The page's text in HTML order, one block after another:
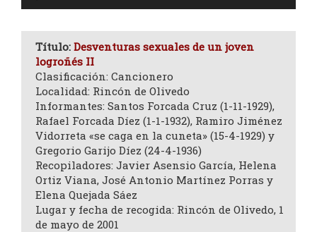
Título: Desventuras sexuales de un joven
logroñés II
Clasificación: Cancionero
Localidad: Rincón de Olivedo
Informantes: Santos Forcada Cruz (1-11-1929),
Rafael Forcada Díez (1-1-1932), Ramiro Jiménez
Vidorreta «se caga en la cuneta» (15-4-1929) y
Gregorio Garijo Díez (24-4-1936)
Recopiladores: Javier Asensio García, Helena
Ortiz Viana, José Antonio Martínez Porras y
Elena Quejada Sáez
Lugar y fecha de recogida: Rincón de Olivedo, 1
de mayo de 2001